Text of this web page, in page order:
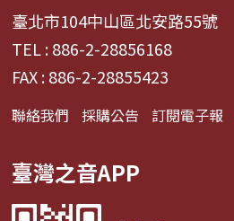
臺北市104中山區北安路55號
TEL : 886-2-28856168
FAX : 886-2-28855423
聯絡我們 採購公告 訂閱電子報
臺灣之音APP